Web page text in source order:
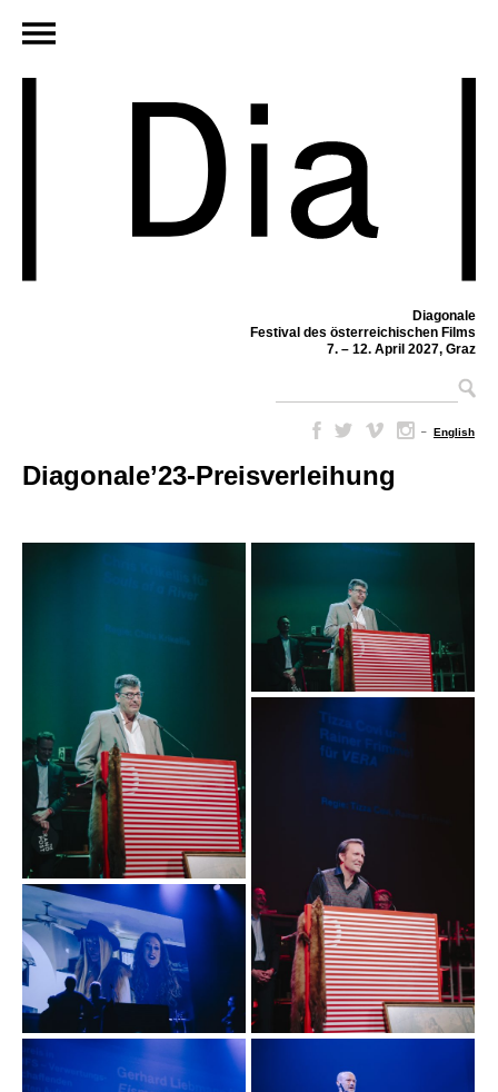
Diagonale
Festival des österreichischen Films
7. – 12. April 2027, Graz
– English
Diagonale’23-Preisverleihung